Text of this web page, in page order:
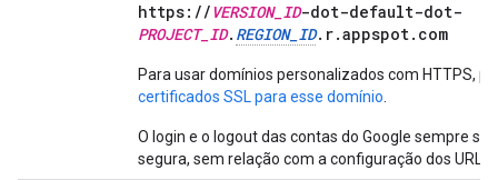
https://VERSION_ID-dot-default-dot-
PROJECT_ID. REGION_ID.r.appspot.com
Para usar domínios personalizados com HTTPS,
certificados SSL para esse domínio
O login e o logout das contas do Google sempre
segura, sem relação com a configuração dos URLs